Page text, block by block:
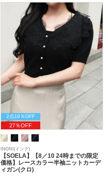
2点10％OFF
27％OFF
INGNI(イング)
【SOELA】【8／10 24時までの限定
価格】レースカラー半袖ニットカーデ
ィガン(クロ)